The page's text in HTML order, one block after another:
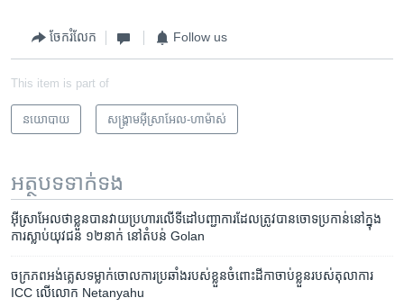
ចែករំលែក Follow us
This item is part of
នយោបាយ សង្គ្រាម​អ៊ីស្រាអែល-ហាម៉ាស់
អត្ថបទ​ទាក់ទង
អ៊ីស្រាអែល​ថា​ខ្លួន​បាន​វាយប្រហារ​លើ​ទីដៅ​បញ្ជាការ​ដែល​ត្រូវ​បាន​ចោទប្រកាន់​នៅ​ក្នុង​
ការស្លាប់​យុវជន ១២នាក់ ​នៅ​តំបន់ Golan
ចក្រភព​អង់គ្លេស​ទម្លាក់​ចោល​ការ​ប្រឆាំង​របស់​ខ្លួន​ចំពោះ​ដីកា​ចាប់ខ្លួន​របស់​តុលាការ
ICC លើ​លោក Netanyahu